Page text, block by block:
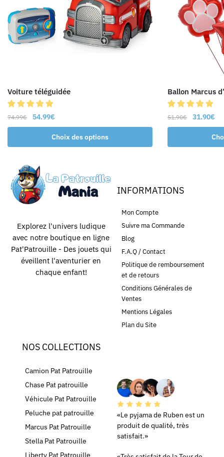
Voiture téléguidée
74.99€ 54.99€
Choix des options
Ballon Marcus
51.90€ 31.90€
Explorez l'univers ludique
avec notre boutique en ligne
Pat'Patrouille - Des jouets qui
éveillent l'aventurier en
chaque enfant!
INFORMATIONS
Mon Compte
Suivre ma Commande
Blog
F.A.Q / Contact
Politique de remboursement
et de retours
Conditions Générales de
Ventes
Mentions Légales
Plan du Site
NOS COLLECTIONS
Camion Pat Patrouille
Chase Pat patrouille
Véhicule Pat Patrouille
Peluche pat patrouille
Marcus Pat Patrouille
Stella Pat Patrouille
Liberty Pat Patrouille
«Le pyjama de Ruben est un
produit de qualité, très
satisfait.»